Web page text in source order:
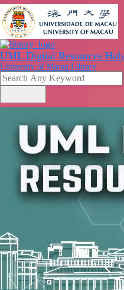
UML Digital Resources Hub
University of Macau Library